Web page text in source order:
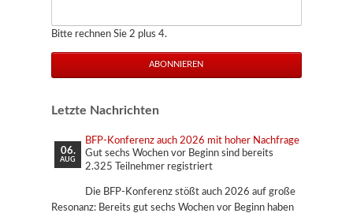
Bitte rechnen Sie 2 plus 4.
ABONNIEREN
Letzte Nachrichten
06.
AUG
BFP-Konferenz auch 2026 mit hoher Nachfrage
Gut sechs Wochen vor Beginn sind bereits
2.325 Teilnehmer registriert
Die BFP-Konferenz stößt auch 2026 auf große
Resonanz: Bereits gut sechs Wochen vor Beginn haben